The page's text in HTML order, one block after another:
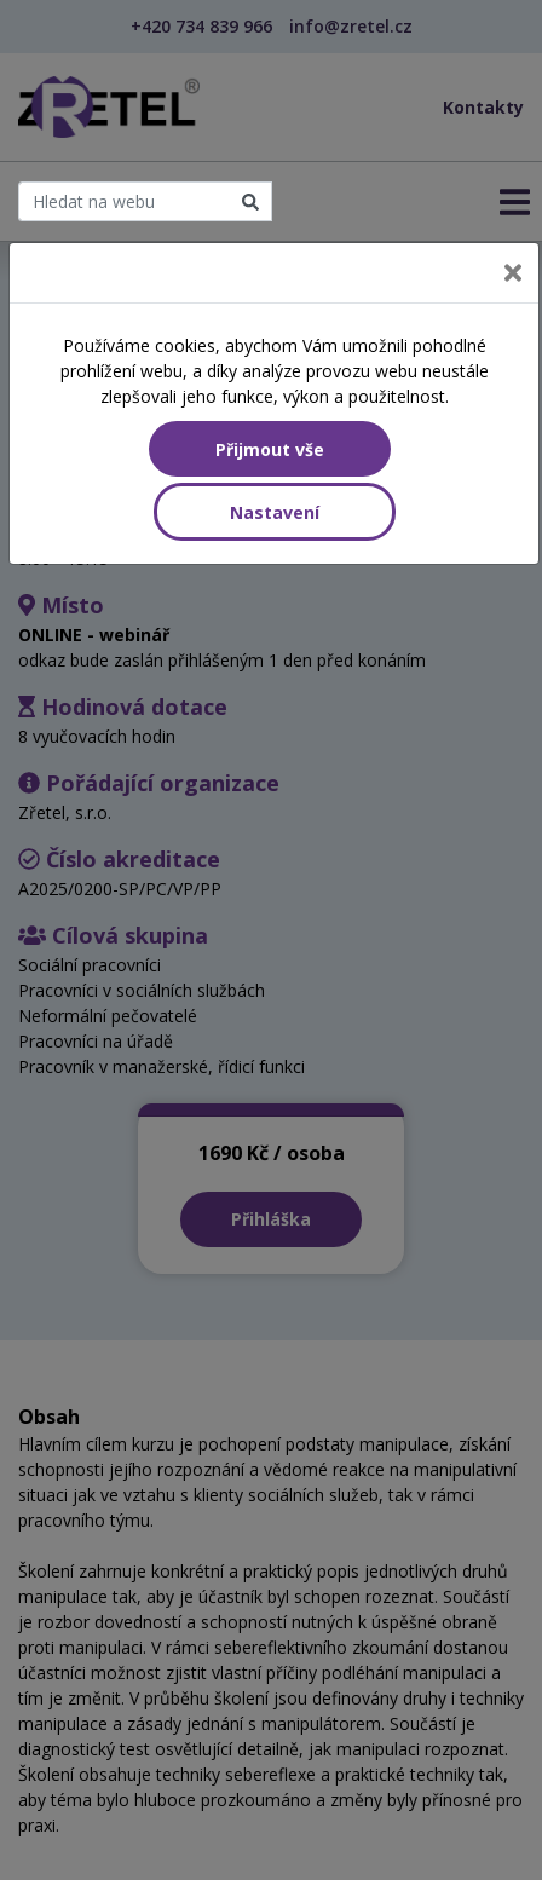
+420 734 839 966 info@zretel.cz
Kontakty
Manipulace a jak s ní
pracovat
8:00 - 15:15
Místo
ONLINE - webinář
odkaz bude zaslán přihlášeným 1 den před konáním
Hodinová dotace
8 vyučovacích hodin
Pořádající organizace
Zřetel, s.r.o.
Číslo akreditace
A2025/0200-SP/PC/VP/PP
Cílová skupina
Sociální pracovníci
Pracovníci v sociálních službách
Neformální pečovatelé
Pracovníci na úřadě
Pracovník v manažerské, řídicí funkci
1690 Kč / osoba
Přihláška
Obsah
Hlavním cílem kurzu je pochopení podstaty manipulace, získání
schopnosti jejího rozpoznání a vědomé reakce na manipulativní
situaci jak ve vztahu s klienty sociálních služeb, tak v rámci
pracovního týmu.
Školení zahrnuje konkrétní a praktický popis jednotlivých druhů
manipulace tak, aby je účastník byl schopen rozeznat. Součástí
je rozbor dovedností a schopností nutných k úspěšné obraně
proti manipulaci. V rámci sebereflektivního zkoumání dostanou
účastníci možnost zjistit vlastní příčiny podléhání manipulaci a
tím je změnit. V průběhu školení jsou definovány druhy i techniky
manipulace a zásady jednání s manipulátorem. Součástí je
diagnostický test osvětlující detailně, jak manipulaci rozpoznat.
Školení obsahuje techniky sebereflexe a praktické techniky tak,
aby téma bylo hluboce prozkoumáno a změny byly přínosné pro
praxi.
Používáme cookies, abychom Vám umožnili pohodlné
prohlížení webu, a díky analýze provozu webu neustále
zlepšovali jeho funkce, výkon a použitelnost.
Přijmout vše
Nastavení